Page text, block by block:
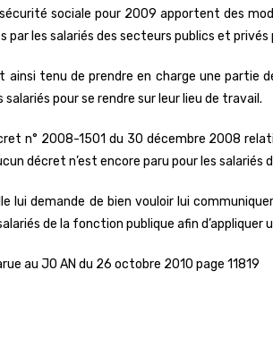
sociale pour 2009 apportent des
par les salariés des secteurs publics et
ainsi tenu de prendre en charge une partie
pour se rendre sur leur lieu de travail.
n° 2008-1501 du 30 décembre 2008
décret n’est encore paru pour les salariés
lui demande de bien vouloir lui
de la fonction publique afin
au JO AN du 26 octobre 2010 page 11819